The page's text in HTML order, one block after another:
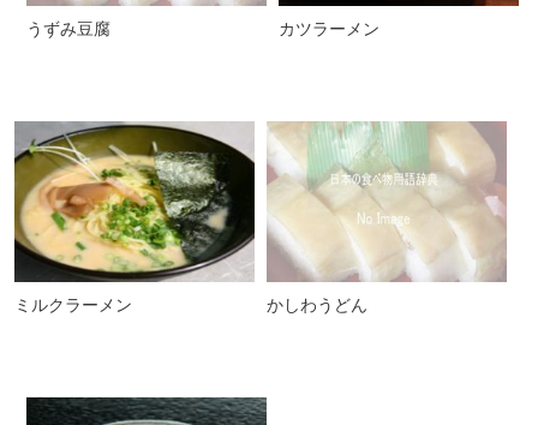
うずみ豆腐 カツラーメン
ミルクラーメン かしわうどん